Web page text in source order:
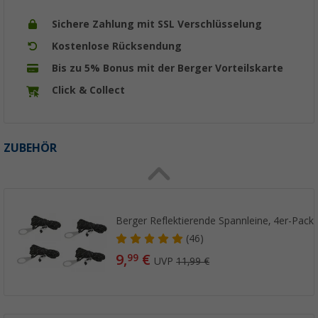
Sichere Zahlung mit SSL Verschlüsselung
Kostenlose Rücksendung
Bis zu 5% Bonus mit der Berger Vorteilskarte
Click & Collect
ZUBEHÖR
Berger Reflektierende Spannleine, 4er-Pack
(46)
9,99 € UVP11,99 €